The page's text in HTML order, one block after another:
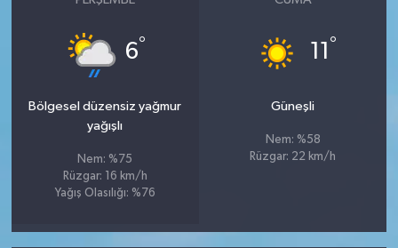
6°
Bölgesel düzensiz yağmur
yağışlı
Nem: %75
Rüzgar: 16 km/h
Yağış Olasılığı: %76
11 °
Güneşli
Nem: %58
Rüzgar: 22 km/h